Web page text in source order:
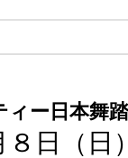
ー日本舞
日（日